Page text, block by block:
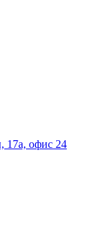
17а, офис 24